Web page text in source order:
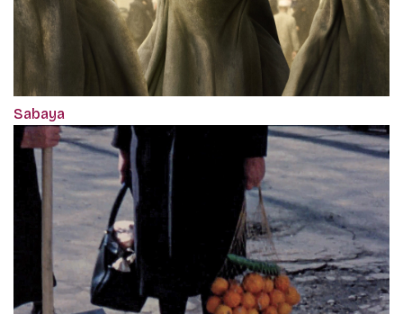
Sabaya